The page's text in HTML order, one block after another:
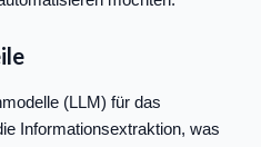
(LLM) für das
Informationsextraktion, was